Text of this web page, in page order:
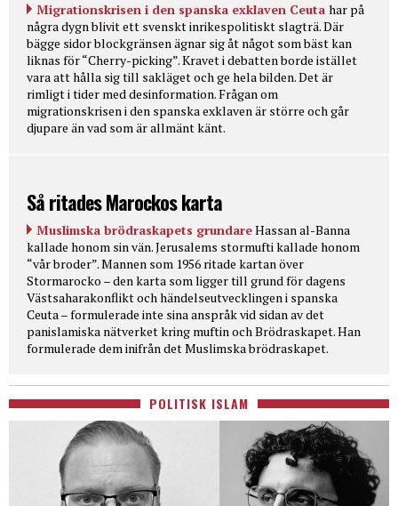
Migrationskrisen i den spanska exklaven Ceuta har på
några dygn blivit ett svenskt inrikespolitiskt slagträ. Där
bägge sidor blockgränsen ägnar sig åt något som bäst kan
liknas för “Cherry-picking”. Kravet i debatten borde istället
vara att hålla sig till sakläget och ge hela bilden. Det är
rimligt i tider med desinformation. Frågan om
migrationskrisen i den spanska exklaven är större och går
djupare än vad som är allmänt känt.
Så ritades Marockos karta
Muslimska brödraskapets grundareHassan al-Banna
kallade honom sin vän. Jerusalems stormufti kallade honom
“vår broder”. Mannen som 1956 ritade kartan över
Stormarocko – den karta som ligger till grund för dagens
Västsaharakonflikt och händelseutvecklingen i spanska
Ceuta – formulerade inte sina anspråk vid sidan av det
panislamiska nätverket kring muftin och Brödraskapet. Han
formulerade dem inifrån det Muslimska brödraskapet.
POLITISK ISLAM